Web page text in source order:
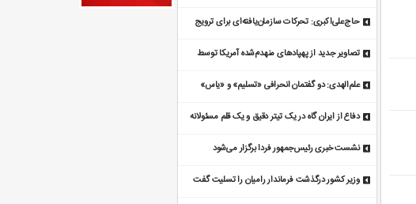
حاج‌علی‌اکبری: تحرکات سازمان‌یافته‌ای برای ترویج
تصاویر جدید از پهپادهای منهدم‌شده آمریکا توسط
علم‌الهدی: دو گفتمان انحرافی «تسلیم» و «یاس»
دفاع از ایران گاه در یک تیتر دقیق و یک قلم مسئولانه
نشست خبری رئیس‌جمهور فردا برگزار می‌شود
وزیر کشور درگذشت فرماندار رامیان را تسلیت گفت